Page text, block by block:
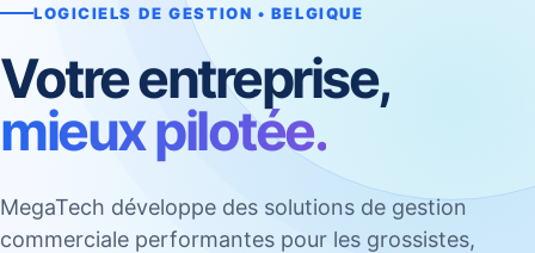
LOGICIELS DE GESTION • BELGIQUE
Votre entreprise,
mieux pilotée.
MegaTech développe des solutions de gestion
commerciale performantes pour les grossistes,